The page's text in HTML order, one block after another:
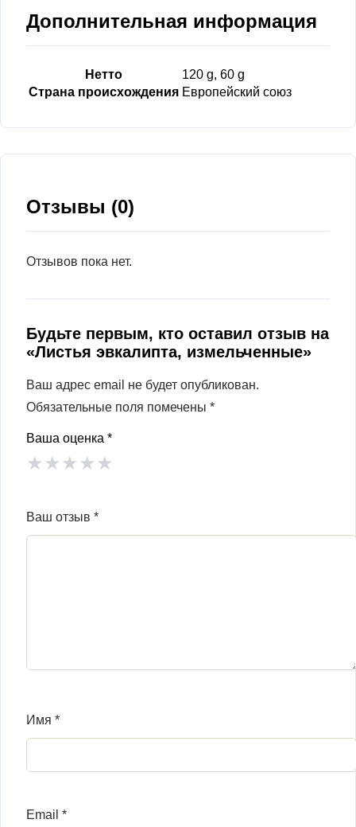
Дополнительная информация
Нетто
120 g, 60 g
Страна происхождения Европейский союз
Отзывы (0)
Отзывов пока нет.
Будьте первым, кто оставил отзыв на
«Листья эвкалипта, измельченные»
Ваш адрес email не будет опубликован.
Обязательные поля помечены *
Ваша оценка *
★★★★★
Ваш отзыв *
Имя *
Email *